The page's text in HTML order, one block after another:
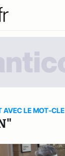
AVEC LE MOT-CLE